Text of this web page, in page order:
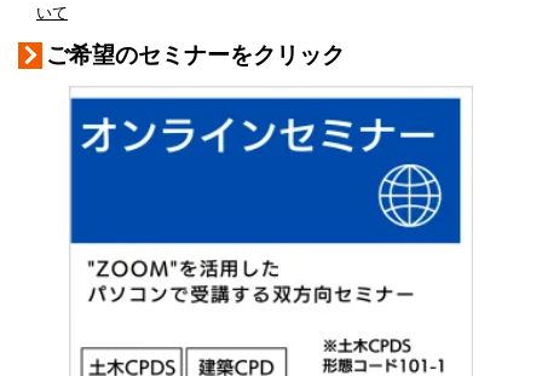
いて
ご希望のセミナーをクリック